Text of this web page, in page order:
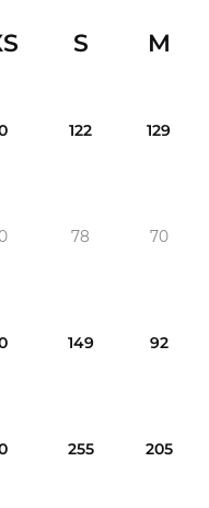
S M
122 129
78 70
149 92
255 205